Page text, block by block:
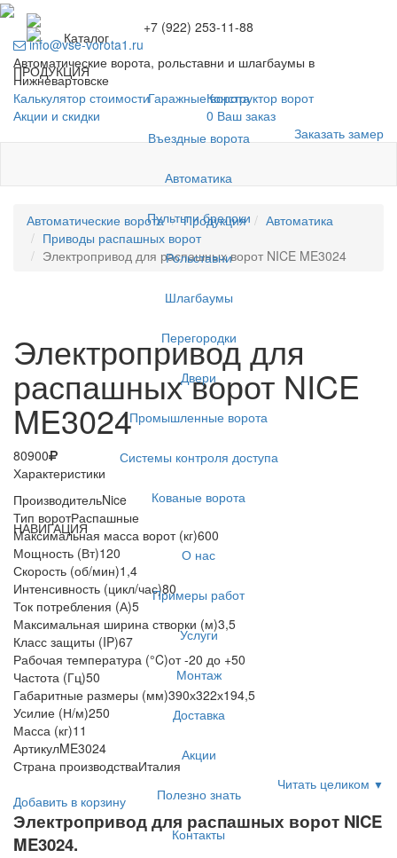
Каталог
ПРОДУКЦИЯ
Гаражные ворота
Въездные ворота
Автоматика
Пульты и брелоки
Рольставни
Шлагбаумы
Перегородки
Двери
Промышленные ворота
Системы контроля доступа
Кованые ворота
НАВИГАЦИЯ
О нас
Примеры работ
Услуги
Монтаж
Доставка
Акции
Полезно знать
Контакты
+7 (922) 253-11-88
info@vse-vorota1.ru
Автоматические ворота, рольставни и шлагбаумы в
Нижневартовске
Калькулятор стоимости
Конструктор ворот
Акции и скидки
0 Ваш заказ
Заказать замер
Автоматические ворота Продукция
Автоматика
Приводы распашных ворот
Электропривод для распашных ворот NICE ME3024
Электропривод для
распашных ворот NICE
ME3024
80900
Характеристики
ПроизводительNice
Тип воротРаспашные
Максимальная масса ворот (кг)600
Мощность (Вт)120
Скорость (об/мин)1,4
Интенсивность (цикл/час)80
Ток потребления (А)5
Максимальная ширина створки (м)3,5
Класс защиты (IP)67
Рабочая температура (°C)от -20 до +50
Частота (Гц)50
Габаритные размеры (мм)390х322х194,5
Усилие (Н/м)250
Масса (кг)11
АртикулME3024
Страна производстваИталия
Читать целиком ▼
Добавить в корзину
Электропривод для распашных ворот NICE
ME3024.